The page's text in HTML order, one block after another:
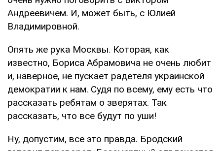
Андреевичем. И, может быть, с Юлией
Владимировной.
Опять же рука Москвы. Которая, как
известно, Бориса Абрамовича не очень любит
и, наверное, не пускает радетеля украинской
демократии к нам. Судя по всему, ему есть что
рассказать ребятам о зверятах. Так
рассказать, что все будут по уши!
Ну, допустим, все это правда. Бродский